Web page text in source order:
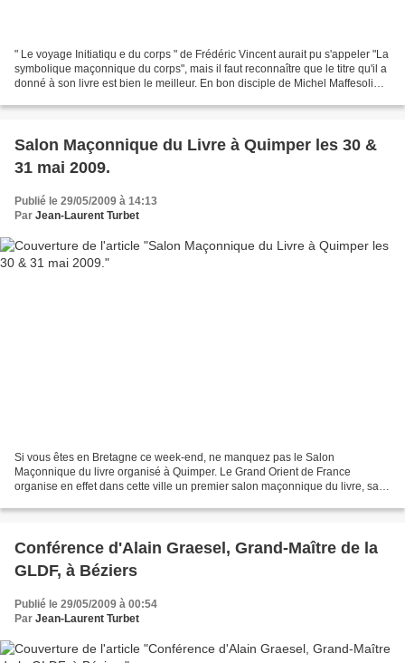
" Le voyage Initiatiqu e du corps " de Frédéric Vincent aurait pu s'appeler "La
symbolique maçonnique du corps", mais il faut reconnaître que le titre qu'il a
donné à son livre est bien le meilleur. En bon disciple de Michel Maffesoli
Salon Maçonnique du Livre à Quimper les 30 &
31 mai 2009.
Publié le 29/05/2009 à 14:13
Par Jean-Laurent Turbet
Si vous êtes en Bretagne ce week-end, ne manquez pas le Salon
Maçonnique du livre organisé à Quimper. Le Grand Orient de France
organise en effet dans cette ville un premier salon maçonnique du livre, salle
Conférence d'Alain Graesel, Grand-Maître de la
GLDF, à Béziers
Publié le 29/05/2009 à 00:54
Par Jean-Laurent Turbet